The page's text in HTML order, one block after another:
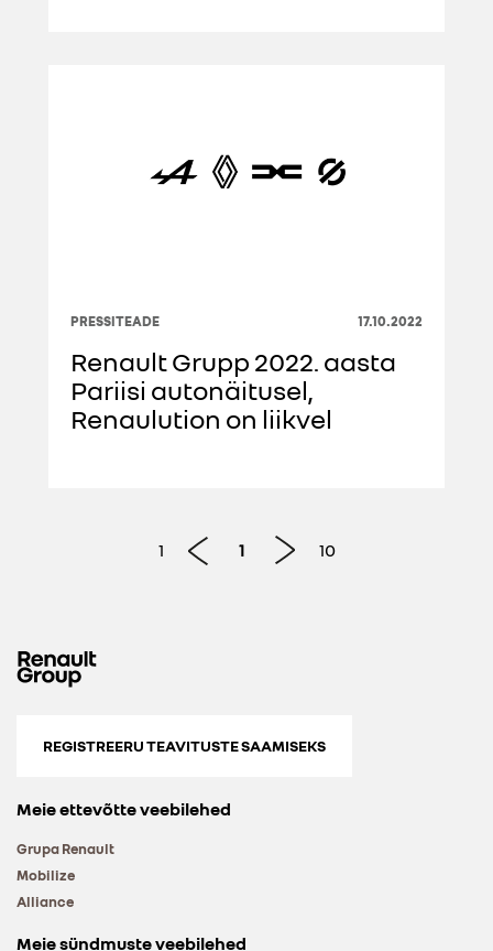
PRESSITEADE 17.10.2022
Renault Grupp 2022. aasta
Pariisi autonäitusel,
Renaulution on liikvel
1 1 10
REGISTREERU TEAVITUSTE SAAMISEKS
Meie ettevõtte veebilehed
Grupa Renault
Mobilize
Alliance
Meie sündmuste veebilehed